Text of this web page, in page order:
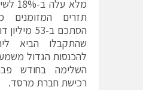
תזרים המזומנים
הסתכם ב-
שהתקבלו הביא
רכישת חברת מרסד.